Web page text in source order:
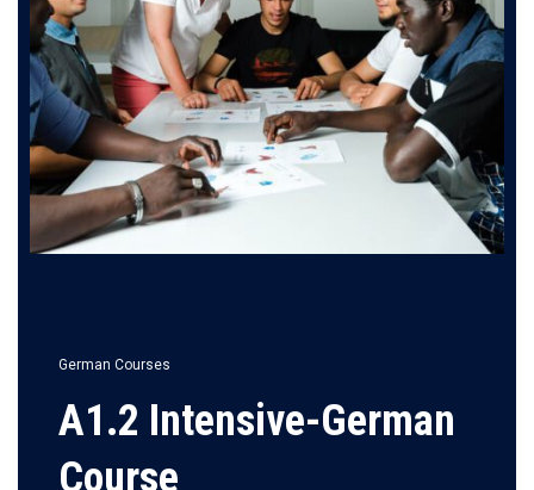
German Courses
A1.2 Intensive-German
Course